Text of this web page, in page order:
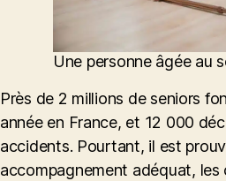
Une personne âgée au
Près de 2 millions de seniors
année en France, et 12 000
accidents. Pourtant, il est
accompagnement adéquat, les